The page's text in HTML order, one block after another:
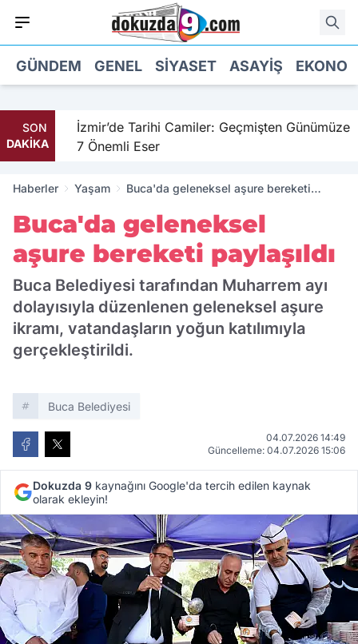
GÜNDEM GENEL SIYASET ASAYIŞ
SON
DAKİKA
İzmir’de Tarihi Camiler: Geçmişten Günümüze
7 Önemli Eser
Haberler Yaşam
Buca'da geleneksel aşure bereketi
Buca'da geleneksel
aşure bereketi paylaşıldı
Buca Belediyesi tarafından Muharrem ayı
dolayısıyla düzenlenen geleneksel aşure
ikramı, vatandaşların yoğun katılımıyla
gerçekleştirildi.
Buca Belediyesi
04.07.2026 14:49
Güncelleme: 04.07.2026 15:06
Dokuzda 9 kaynağını Google'da tercih edilen kaynak
olarak ekleyin!